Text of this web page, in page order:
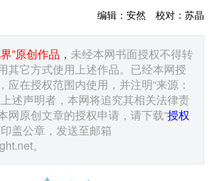
编辑：安然 校对：苏晶
”原创作品， 未经本网书面授权不得转
其它方式使用上述作品。已经本网授
应在授权范围内使用，并注明“来源：
述声明者，本网将追究其相关法律责
网原创文章的授权申请，请下载“授权
盖公章，发送至邮箱
。